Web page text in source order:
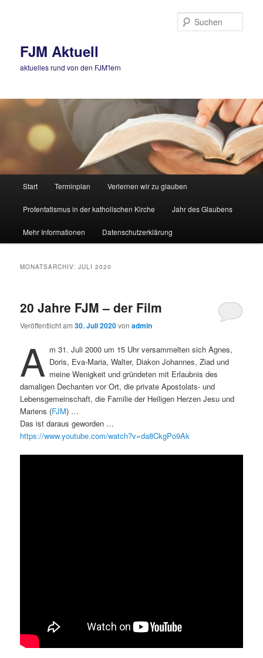
FJM Aktuell
aktuelles rund von den FJM'lern
Start Terminplan Verlernen wir zu glauben
Protentatismus in der katholischen Kirche Jahr des Glaubens
Mehr Informationen Datenschutzerklärung
MONATSARCHIV:JULI 2020
20 Jahre FJM – der Film
Veröffentlicht am30. Juli 2020vonadmin
A m 31. Juli 2000 um 15 Uhr versammelten sich Agnes,
Doris, Eva-Maria, Walter, Diakon Johannes, Ziad und
meine Wenigkeit und gründeten mit Erlaubnis des
damaligen Dechanten vor Ort, die private Apostolats- und
Lebensgemeinschaft, die Familie der Heiligen Herzen Jesu und
Mariens (FJM) …
Das ist daraus geworden …
https://www.youtube.com/watch?v=da8CkgPo9Ak